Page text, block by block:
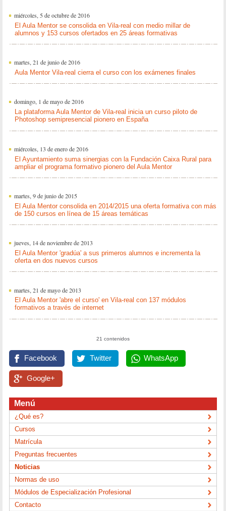
miércoles, 5 de octubre de 2016
El Aula Mentor se consolida en Vila-real con medio millar de
alumnos y 153 cursos ofertados en 25 áreas formativas
martes, 21 de junio de 2016
Aula Mentor Vila-real cierra el curso con los exámenes finales
domingo, 1 de mayo de 2016
La plataforma Aula Mentor de Vila-real inicia un curso piloto de
Photoshop semipresencial pionero en España
miércoles, 13 de enero de 2016
El Ayuntamiento suma sinergias con la Fundación Caixa Rural para
ampliar el programa formativo pionero del Aula Mentor
martes, 9 de junio de 2015
El Aula Mentor consolida en 2014/2015 una oferta formativa con más
de 150 cursos en línea de 15 áreas temáticas
jueves, 14 de noviembre de 2013
El Aula Mentor 'gradúa' a sus primeros alumnos e incrementa la
oferta en dos nuevos cursos
martes, 21 de mayo de 2013
El Aula Mentor 'abre el curso' en Vila-real con 137 módulos
formativos a través de internet
21 contenidos
Facebook Twitter WhatsApp
Google+
Menú
¿Qué es?
Cursos
Matrícula
Preguntas frecuentes
Noticias
Normas de uso
Módulos de Especialización Profesional
Contacto